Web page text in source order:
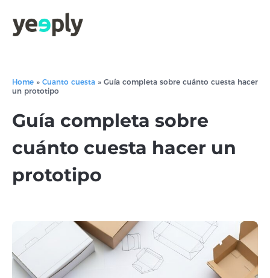
Home » Cuanto cuesta » Guía completa sobre cuánto cuesta hacer
un prototipo
Guía completa sobre
cuánto cuesta hacer un
prototipo